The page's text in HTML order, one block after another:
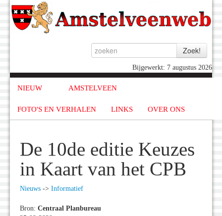
Bijgewerkt: 7 augustus 2026
NIEUW AMSTELVEEN
FOTO'S EN VERHALEN LINKS OVER ONS
De 10de editie Keuzes
in Kaart van het CPB
Nieuws -> Informatief
Bron: Centraal Planbureau